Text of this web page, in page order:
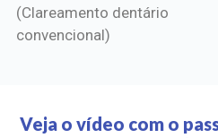
(Clareamento dentário
convencional)
Veja o vídeo com o